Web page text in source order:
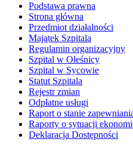
Podstawa prawna
Strona główna
Przedmiot działalności
Majątek Szpitala
Regulamin organizacyjny
Szpital w Oleśnicy
Szpital w Sycowie
Statut Szpitala
Rejestr zmian
Odpłatne usługi
Raport o stanie
Raporty o sytuacji
Deklaracja Dostępności